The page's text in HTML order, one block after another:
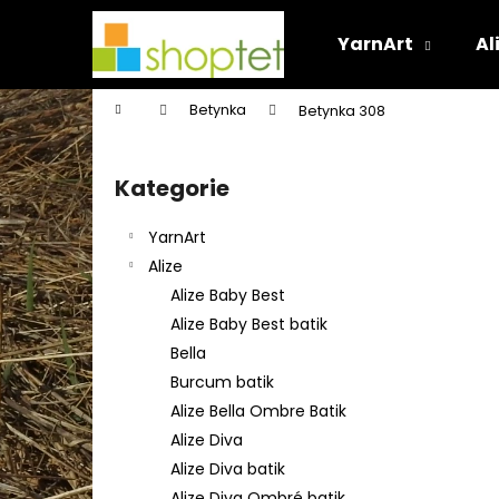
YarnArt
Domů Betynka Betynka 308
P
o
s
t
r
a
n
n
í
p
a
n
Přeskočit
kategorie
Kategorie
YarnArt
Alize
Alize Baby Best
Alize Baby Best batik
Bella
Burcum batik
Alize Bella Ombre Batik
Alize Diva
Alize Diva batik
í
k
Zpět
do
obchodu
Zpět
do
obchodu